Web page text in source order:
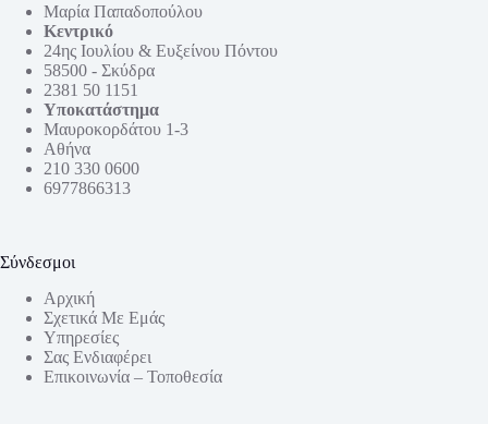
Μαρία Παπαδοπούλου
Κεντρικό
24ης Ιουλίου & Ευξείνου Πόντου
58500 - Σκύδρα
2381 50 1151
Υποκατάστημα
Μαυροκορδάτου 1-3
Αθήνα
210 330 0600
6977866313
Σύνδεσμοι
Αρχική
Σχετικά Με Εμάς
Υπηρεσίες
Σας Ενδιαφέρει
Επικοινωνία – Τοποθεσία